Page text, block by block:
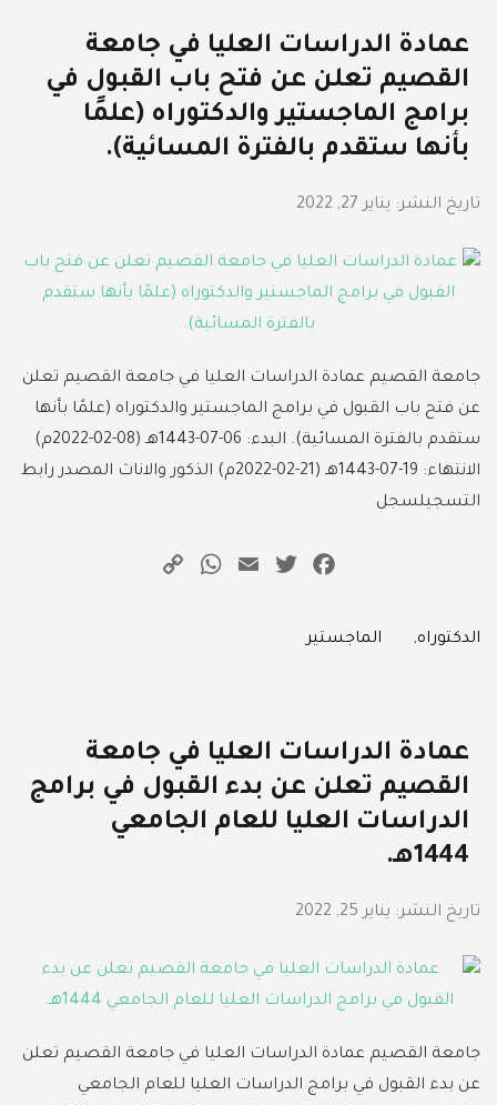
عمادة الدراسات العليا في جامعة
القصيم تعلن عن فتح باب القبول في
برامج الماجستير والدكتوراه (علمًا
بأنها ستقدم بالفترة المسائية).
تاريخ النشر: يناير 27, 2022
جامعة القصيم عمادة الدراسات العليا في جامعة القصيم تعلن
عن فتح باب القبول في برامج الماجستير والدكتوراه (علمًا بأنها
ستقدم بالفترة المسائية). البدء: 06-07-1443هـ (08-02-2022م)
الانتهاء: 19-07-1443هـ (21-02-2022م) الذكور والاناث المصدر رابط
التسجيلسجل
Facebook
Twitter
Email
WhatsApp
Categories
الدكتوراه, الماجستير
عمادة الدراسات العليا في جامعة
القصيم تعلن عن بدء القبول في برامج
الدراسات العليا للعام الجامعي
1444هـ.
تاريخ النشر: يناير 25, 2022
جامعة القصيم عمادة الدراسات العليا في جامعة القصيم تعلن
عن بدء القبول في برامج الدراسات العليا للعام الجامعي